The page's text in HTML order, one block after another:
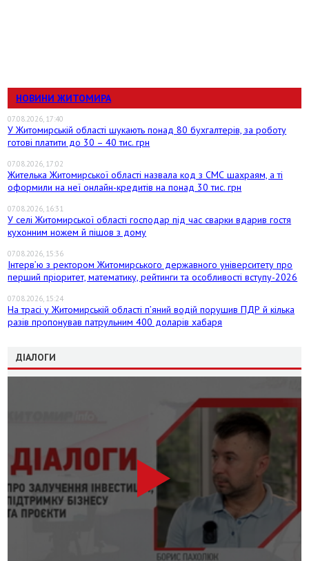
НОВИНИ ЖИТОМИРА
07.08.2026, 17:40
У Житомирській області шукають понад 80 бухгалтерів, за роботу
готові платити до 30 – 40 тис. грн
07.08.2026, 17:02
Жителька Житомирської області назвала код з СМС шахраям, а ті
оформили на неї онлайн-кредитів на понад 30 тис. грн
07.08.2026, 16:31
У селі Житомирської області господар під час сварки вдарив гостя
кухонним ножем й пішов з дому
07.08.2026, 15:36
Інтерв’ю з ректором Житомирського державного університету про
перший пріоритет, математику, рейтинги та особливості вступу-2026
07.08.2026, 15:24
На трасі у Житомирській області п’яний водій порушив ПДР й кілька
разів пропонував патрульним 400 доларів хабаря
ДІАЛОГИ